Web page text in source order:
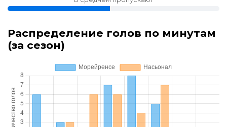
Распределение голов по минутам
(за сезон)